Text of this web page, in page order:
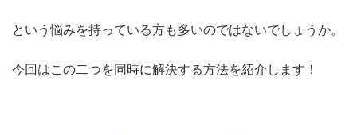
という悩みを持っている方も多いのではないでしょうか。
今回はこの二つを同時に解決する方法を紹介します！